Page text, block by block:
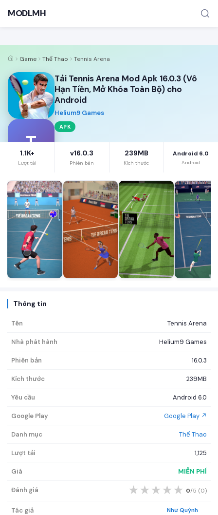
TÌM KIẾM PHỔ BIẾN
Game offline
MODLMH
Game Thể Thao Tennis Arena
T
Tải Tennis Arena Mod Apk 16.0.3 (Vô
Hạn Tiền, Mở Khóa Toàn Bộ) cho
Android
Helium9 Games
APK
1.1K+
Lượt tải
v16.0.3
Phiên bản
239MB
Kích thước
Android 6.0
Android
Thông tin
Tên Tennis Arena
Nhà phát hành Helium9 Games
Phiên bản 16.0.3
Kích thước 239MB
Yêu cầu Android 6.0
Google Play Google Play ↗
Danh mục Thể Thao
Lượt tải 1,125
Giá MIỄN PHÍ
Đánh giá ★ ★ ★ ★ ★ 0/5 (0)
Tác giả Như Quỳnh